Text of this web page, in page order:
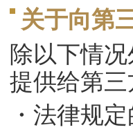
关于向第
除以下情
提供给第三
・法律规